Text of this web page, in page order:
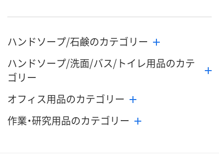
ハンドソープ/石鹸のカテゴリー
ハンドソープ/洗面/バス/トイレ用品のカテ
ゴリー
オフィス用品のカテゴリー
作業・研究用品のカテゴリー